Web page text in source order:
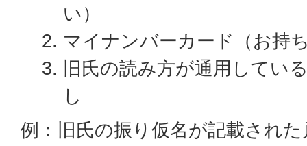
い）
マイナンバーカード（お持
旧氏の読み方が通用してい
し
例：旧氏の振り仮名が記載され